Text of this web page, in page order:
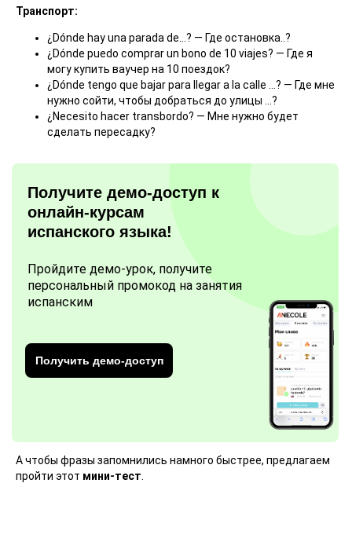
Транспорт:
¿Dónde hay una parada de…? — Где остановка..?
¿Dónde puedo comprar un bono de 10 viajes? — Где я
могу купить ваучер на 10 поездок?
¿Dónde tengo que bajar para llegar a la calle …? — Где мне
нужно сойти, чтобы добраться до улицы …?
¿Necesito hacer transbordo? — Мне нужно будет
сделать пересадку?
Получите демо-доступ к
онлайн-курсам
испанского языка!
Пройдите демо-урок, получите
персональный промокод на занятия
испанским
Получить демо-доступ
А чтобы фразы запомнились намного быстрее, предлагаем
пройти этот мини-тест